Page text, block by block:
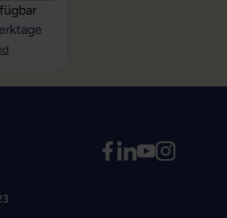
von 5 von 5 Sternen